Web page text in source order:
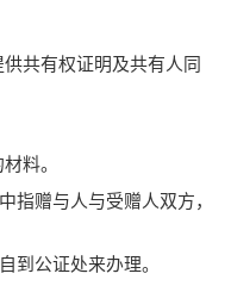
共有权证明及共有人同
料。
赠与人与受赠人双方，
公证处来办理。